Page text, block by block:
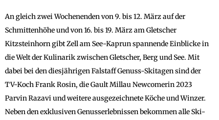
An gleich zwei Wochenenden von 9. bis 12. März auf der
Schmittenhöhe und von 16. bis 19. März am Gletscher
Kitzsteinhorn gibt Zell am See-Kaprun spannende Einblicke in
die Welt der Kulinarik zwischen Gletscher, Berg und See. Mit
dabei bei den diesjährigen Falstaff Genuss-Skitagen sind der
TV-Koch Frank Rosin, die Gault Millau Newcomerin 2023
Parvin Razavi und weitere ausgezeichnete Köche und Winzer.
Neben den exklusiven Genusserlebnissen bekommen alle Ski-